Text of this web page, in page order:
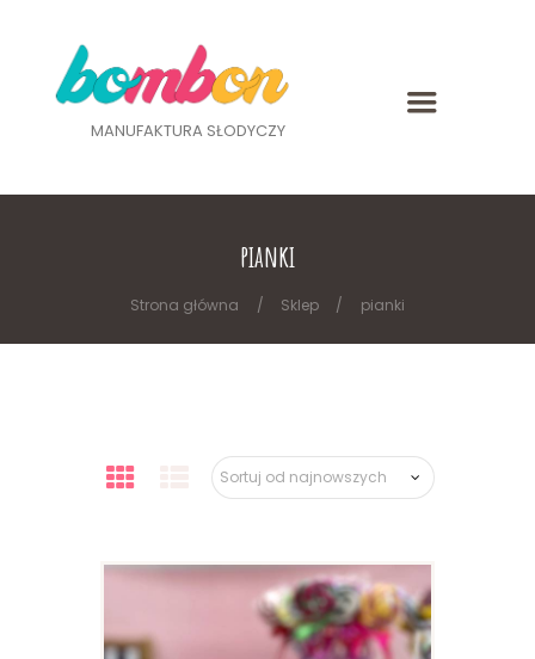
MANUFAKTURA SŁODYCZY
pianki
Strona główna Sklep pianki